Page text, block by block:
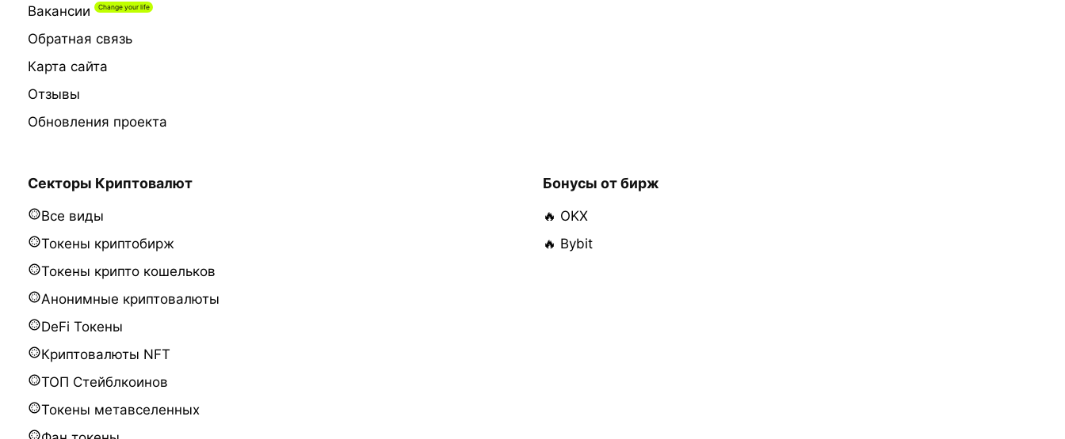
Вакансии
Обратная связь
Карта сайта
Отзывы
Обновления проекта
Секторы Криптовалют
Все виды
Токены криптобирж
Токены крипто кошельков
Анонимные криптовалюты
DeFi Токены
Криптовалюты NFT
ТОП Стейблкоинов
Токены метавселенных
Бонусы от бирж
🔥 OKX
🔥 Bybit